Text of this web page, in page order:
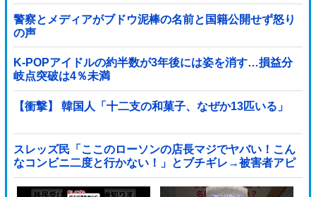
警察とメディアがブドウ泥棒の名前と国籍公開せず怒り
の声
K-POPアイドルの約半数が3年後には姿を消す…損益分
岐点突破は4％未満
【衝撃】 韓国人「十二支の和菓子、なぜか13匹いる」
スレッズ民「ここのローソンの店長マジでヤバい！こん
なコンビニ二度と行かない！」とブチギレ→被害者アピ
するも「ヤバイのはお前だよ」とツッコミ殺到ｗｗｗｗ
ｗｗｗ他